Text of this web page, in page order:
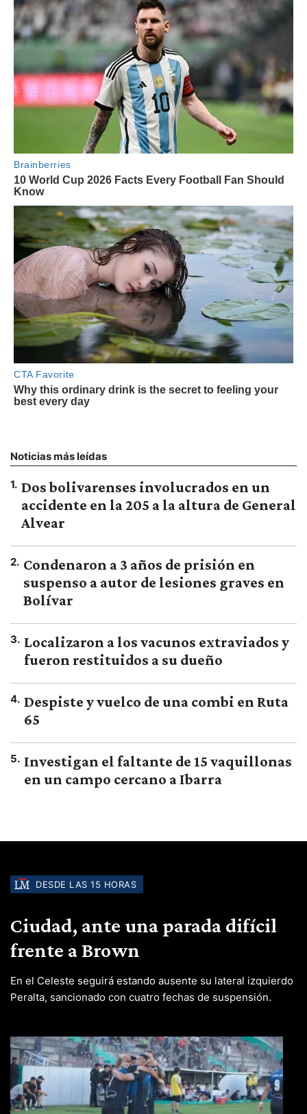
Noticias más leídas
1. Dos bolivarenses involucrados en un
accidente en la 205 a la altura de General
Alvear
2. Condenaron a 3 años de prisión en
suspenso a autor de lesiones graves en
Bolívar
3. Localizaron a los vacunos extraviados y
fueron restituidos a su dueño
4. Despiste y vuelco de una combi en Ruta
65
5. Investigan el faltante de 15 vaquillonas
en un campo cercano a Ibarra
DESDE LAS 15 HORAS
Ciudad, ante una parada difícil
frente a Brown
En el Celeste seguirá estando ausente su lateral izquierdo
Peralta, sancionado con cuatro fechas de suspensión.